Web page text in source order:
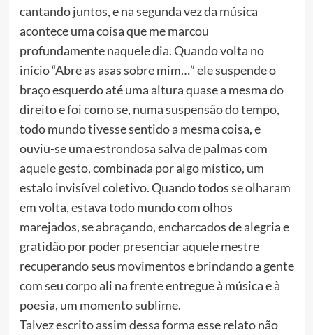
cantando juntos, e na segunda vez da música
acontece uma coisa que me marcou
profundamente naquele dia. Quando volta no
início “Abre as asas sobre mim…” ele suspende o
braço esquerdo até uma altura quase a mesma do
direito e foi como se, numa suspensão do tempo,
todo mundo tivesse sentido a mesma coisa, e
ouviu-se uma estrondosa salva de palmas com
aquele gesto, combinada por algo místico, um
estalo invisível coletivo. Quando todos se olharam
em volta, estava todo mundo com olhos
marejados, se abraçando, encharcados de alegria e
gratidão por poder presenciar aquele mestre
recuperando seus movimentos e brindando a gente
com seu corpo ali na frente entregue à música e à
poesia, um momento sublime.
Talvez escrito assim dessa forma esse relato não